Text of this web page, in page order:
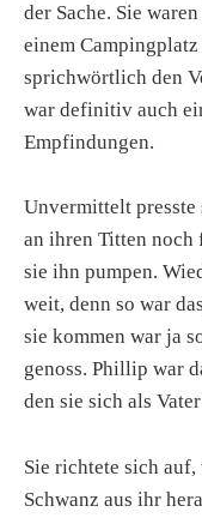
der Sache. Sie
einem
sprichwörtlich den
war definitiv auch
Empfindungen.
Unvermittelt
an ihren Titten noch
sie ihn pumpen.
weit, denn so war
sie kommen war ja
genoss. Phillip war
den sie sich als
Sie richtete sich
Schwanz aus ihr